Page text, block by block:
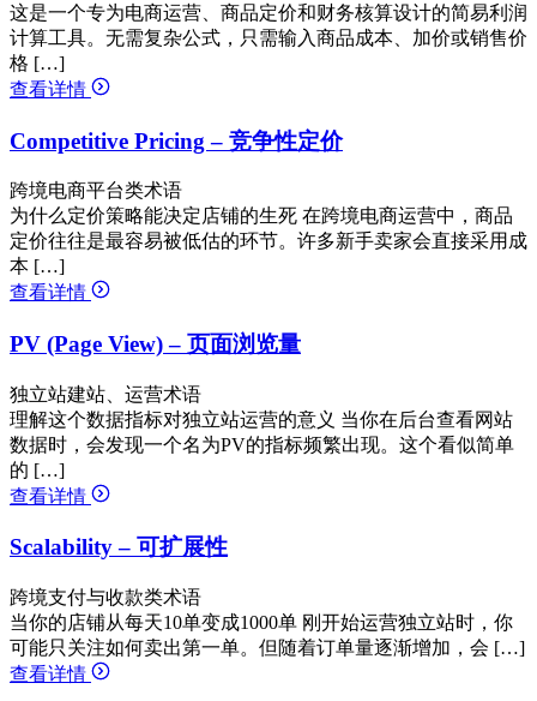
这是一个专为电商运营、商品定价和财务核算设计的简易利润
计算工具。无需复杂公式，只需输入商品成本、加价或销售价
格 […]
查看详情
Competitive Pricing – 竞争性定价
跨境电商平台类术语
为什么定价策略能决定店铺的生死 在跨境电商运营中，商品
定价往往是最容易被低估的环节。许多新手卖家会直接采用成
本 […]
查看详情
PV (Page View) – 页面浏览量
独立站建站、运营术语
理解这个数据指标对独立站运营的意义 当你在后台查看网站
数据时，会发现一个名为PV的指标频繁出现。这个看似简单
的 […]
查看详情
Scalability – 可扩展性
跨境支付与收款类术语
当你的店铺从每天10单变成1000单 刚开始运营独立站时，你
可能只关注如何卖出第一单。但随着订单量逐渐增加，会 […]
查看详情